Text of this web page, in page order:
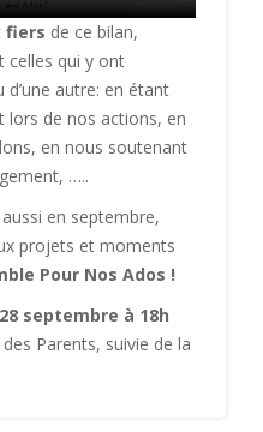
fiers de ce bilan,
celles qui y ont
d’une autre: en étant
lors de nos actions, en
en nous soutenant
…..
en septembre,
projets et moments
Pour Nos Ados !
28 septembre à 18h
Parents, suivie de la